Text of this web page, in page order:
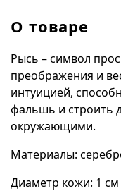
О товаре
Рысь – символ
преображения и
интуицией,
фальшь и строить
окружающими.
Материалы:
Диаметр кожи: 1 см